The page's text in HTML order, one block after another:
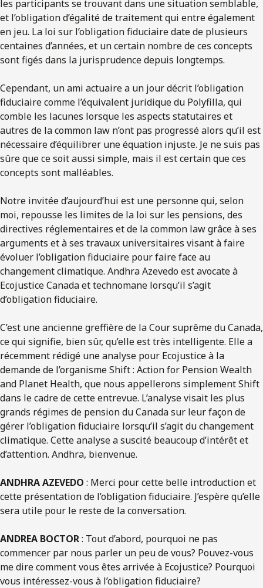
les participants se trouvant dans une situation semblable,
et l’obligation d’égalité de traitement qui entre également
en jeu. La loi sur l’obligation fiduciaire date de plusieurs
centaines d’années, et un certain nombre de ces concepts
sont figés dans la jurisprudence depuis longtemps.
Cependant, un ami actuaire a un jour décrit l’obligation
fiduciaire comme l’équivalent juridique du Polyfilla, qui
comble les lacunes lorsque les aspects statutaires et
autres de la common law n’ont pas progressé alors qu’il est
nécessaire d’équilibrer une équation injuste. Je ne suis pas
sûre que ce soit aussi simple, mais il est certain que ces
concepts sont malléables.
Notre invitée d’aujourd’hui est une personne qui, selon
moi, repousse les limites de la loi sur les pensions, des
directives réglementaires et de la common law grâce à ses
arguments et à ses travaux universitaires visant à faire
évoluer l’obligation fiduciaire pour faire face au
changement climatique. Andhra Azevedo est avocate à
Ecojustice Canada et technomane lorsqu’il s’agit
d’obligation fiduciaire.
C’est une ancienne greffière de la Cour suprême du Canada,
ce qui signifie, bien sûr, qu’elle est très intelligente. Elle a
récemment rédigé une analyse pour Ecojustice à la
demande de l’organisme Shift : Action for Pension Wealth
and Planet Health, que nous appellerons simplement Shift
dans le cadre de cette entrevue. L’analyse visait les plus
grands régimes de pension du Canada sur leur façon de
gérer l’obligation fiduciaire lorsqu’il s’agit du changement
climatique. Cette analyse a suscité beaucoup d’intérêt et
d’attention. Andhra, bienvenue.
ANDHRA AZEVEDO : Merci pour cette belle introduction et
cette présentation de l’obligation fiduciaire. J’espère qu’elle
sera utile pour le reste de la conversation.
ANDREA BOCTOR: Tout d’abord, pourquoi ne pas
commencer par nous parler un peu de vous? Pouvez-vous
me dire comment vous êtes arrivée à Ecojustice? Pourquoi
vous intéressez-vous à l’obligation fiduciaire?